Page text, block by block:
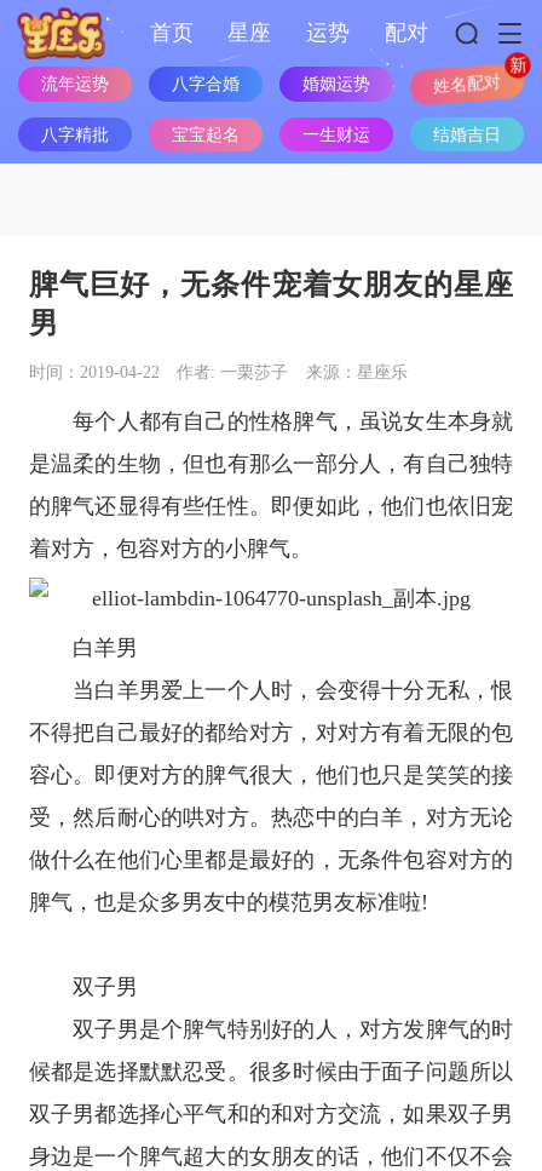
首页 星座 运势 配对
流年运势 八字合婚 婚姻运势 姓名配对
八字精批 宝宝起名 一生财运 结婚吉日
脾气巨好，无条件宠着女朋友的星座
男
时间：2019-04-22 作者: 一栗莎子 来源：星座乐
每个人都有自己的性格脾气，虽说女生本身就
是温柔的生物，但也有那么一部分人，有自己独特
的脾气还显得有些任性。即便如此，他们也依旧宠
着对方，包容对方的小脾气。
白羊男
当白羊男爱上一个人时，会变得十分无私，恨
不得把自己最好的都给对方，对对方有着无限的包
容心。即便对方的脾气很大，他们也只是笑笑的接
受，然后耐心的哄对方。热恋中的白羊，对方无论
做什么在他们心里都是最好的，无条件包容对方的
脾气，也是众多男友中的模范男友标准啦!
双子男
双子男是个脾气特别好的人，对方发脾气的时
候都是选择默默忍受。很多时候由于面子问题所以
双子男都选择心平气和的和对方交流，如果双子男
身边是一个脾气超大的女朋友的话，他们不仅不会